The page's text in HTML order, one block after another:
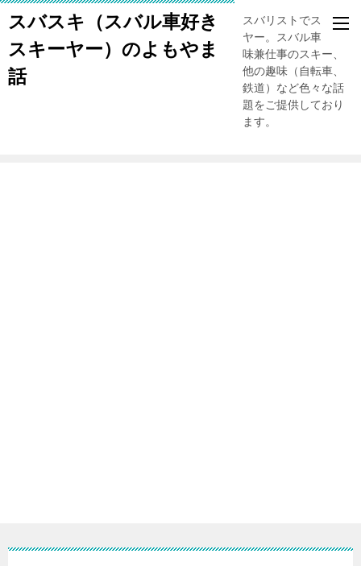
スバスキ（スバル車好き
スキーヤー）のよもやま
話
スバリストでスキー
ヤー。スバル車、趣
味兼仕事のスキー、
他の趣味（自転車、
鉄道）など色々な話
題をご提供しており
ます。